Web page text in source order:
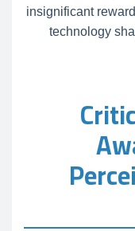
insignificant
technology
7.